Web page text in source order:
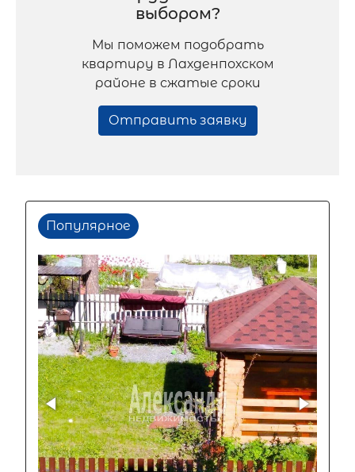
выбором?
Мы поможем подобрать
квартиру в Лахденпохском
районе в сжатые сроки
Отправить заявку
Популярное